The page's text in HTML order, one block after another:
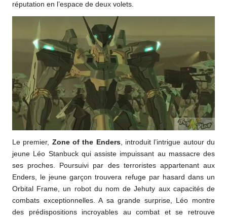
réputation en l’espace de deux volets.
Le premier, Zone of the Enders, introduit l’intrigue autour du
jeune Léo Stanbuck qui assiste impuissant au massacre des
ses proches. Poursuivi par des terroristes appartenant aux
Enders, le jeune garçon trouvera refuge par hasard dans un
Orbital Frame, un robot du nom de Jehuty aux capacités de
combats exceptionnelles. A sa grande surprise, Léo montre
des prédispositions incroyables au combat et se retrouve